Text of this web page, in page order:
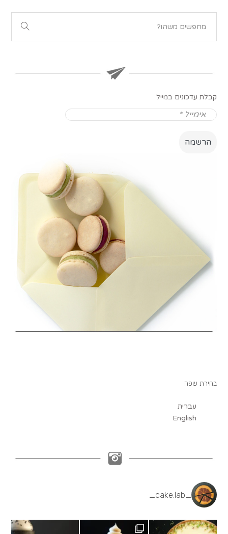
קבלת עדכונים במייל
בחירת שפה
עברית
English
_cake.lab_
Lemon meringue
Black sesame cream, salted caramel, black